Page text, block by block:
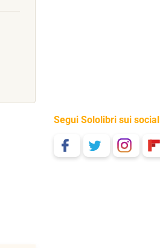
Segui Sololibri sui social